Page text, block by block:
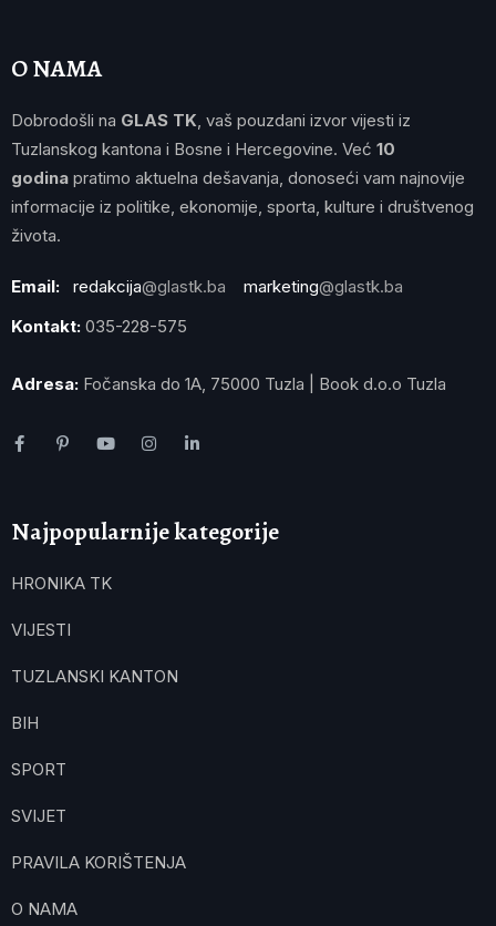
O NAMA
Dobrodošli na GLAS TK , vaš pouzdani izvor vijesti iz
Tuzlanskog kantona i Bosne i Hercegovine. Već 10
godina pratimo aktuelna dešavanja, donoseći vam najnovije
informacije iz politike, ekonomije, sporta, kulture i društvenog
života.
Email: redakcija@glastk.ba marketing@glastk.ba
Kontakt: 035-228-575
Adresa: Fočanska do 1A, 75000 Tuzla | Book d.o.o Tuzla
Najpopularnije kategorije
HRONIKA TK
VIJESTI
TUZLANSKI KANTON
BIH
SPORT
SVIJET
PRAVILA KORIŠTENJA
O NAMA